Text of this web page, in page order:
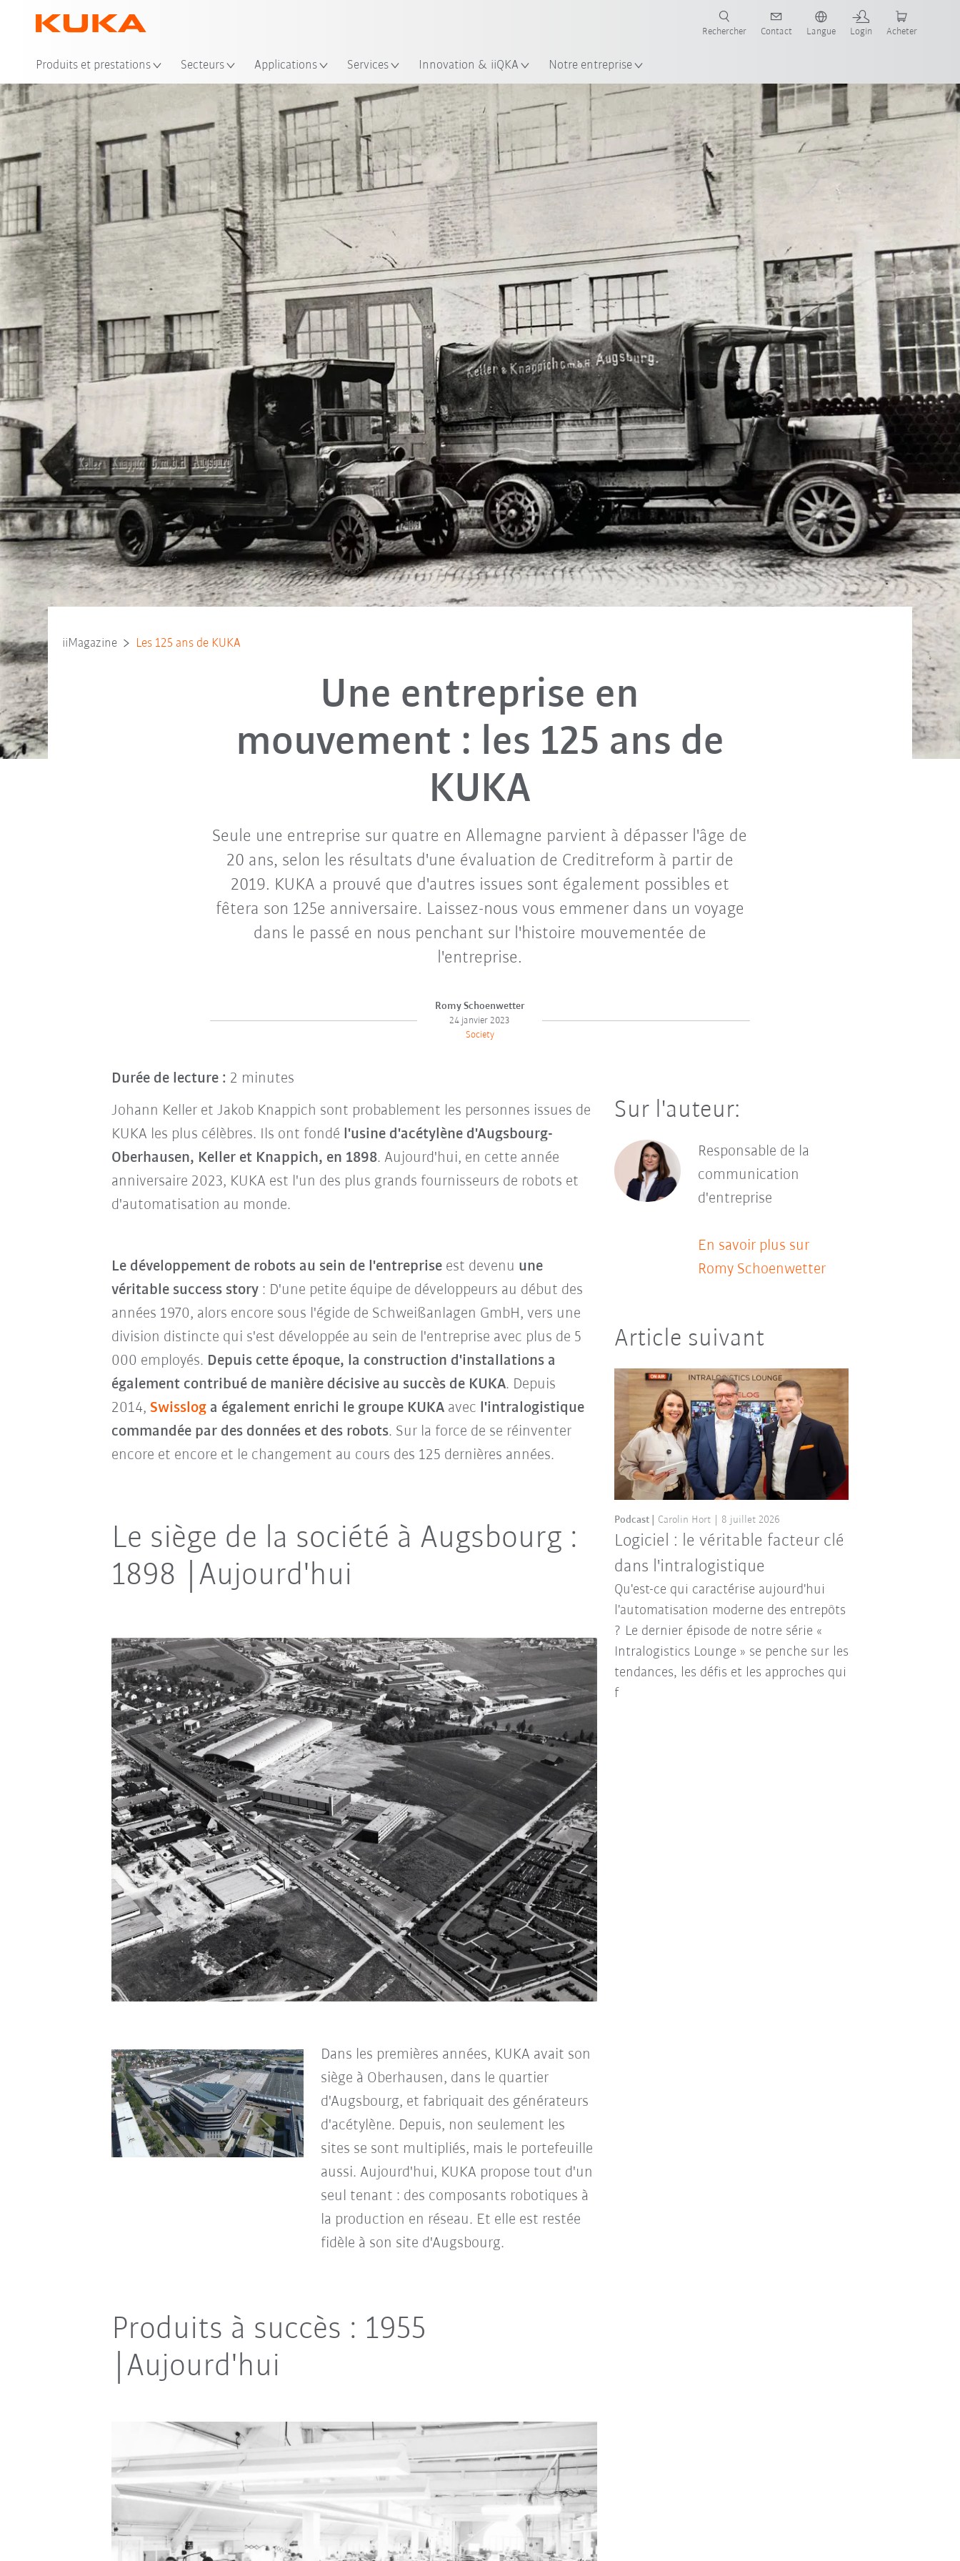
Produits et prestations Secteurs Applications Services Innovation & iiQKA Notre entreprise
Rechercher Contact Langue Login Acheter
iiMagazine Les 125 ans de KUKA
Une entreprise en
mouvement : les 125 ans de
KUKA
Seule une entreprise sur quatre en Allemagne parvient à dépasser l'âge de
20 ans, selon les résultats d'une évaluation de Creditreform à partir de
2019. KUKA a prouvé que d'autres issues sont également possibles et
fêtera son 125e anniversaire. Laissez-nous vous emmener dans un voyage
dans le passé en nous penchant sur l'histoire mouvementée de
l'entreprise.
Romy Schoenwetter
24 janvier 2023
Society
Durée de lecture : 2 minutes
Johann Keller et Jakob Knappich sont probablement les personnes issues de
KUKA les plus célèbres. Ils ont fondé l'usine d'acétylène d'Augsbourg-
Oberhausen, Keller et Knappich, en 1898. Aujourd'hui, en cette année
anniversaire 2023, KUKA est l'un des plus grands fournisseurs de robots et
d'automatisation au monde.
Le développement de robots au sein de l'entreprise est devenu une
véritable success story: D'une petite équipe de développeurs au début des
années 1970, alors encore sous l'égide de Schweißanlagen GmbH, vers une
division distincte qui s'est développée au sein de l'entreprise avec plus de 5
000 employés. Depuis cette époque, la construction d'installations a
également contribué de manière décisive au succès de KUKA. Depuis
2014, Swissloga également enrichi le groupe KUKA avec l'intralogistique
commandée par des données et des robots. Sur la force de se réinventer
encore et encore et le changement au cours des 125 dernières années.
Le siège de la société à Augsbourg :
1898 |Aujourd'hui
Dans les premières années, KUKA avait son
siège à Oberhausen, dans le quartier
d'Augsbourg, et fabriquait des générateurs
d'acétylène. Depuis, non seulement les
sites se sont multipliés, mais le portefeuille
aussi. Aujourd'hui, KUKA propose tout d'un
seul tenant : des composants robotiques à
la production en réseau. Et elle est restée
fidèle à son site d'Augsbourg.
Produits à succès : 1955
|Aujourd'hui
Sur l'auteur:
Responsable de la
communication
d'entreprise
En savoir plus sur
Romy Schoenwetter
Article suivant
Logiciel : le véritable facteur clé
dans l'intralogistique
Podcast Carolin Hort 8 juillet 2026
Qu'est-ce qui caractérise aujourd'hui
l'automatisation moderne des entrepôts
? Le dernier épisode de notre série «
Intralogistics Lounge » se penche sur les
tendances, les défis et les approches qui
f